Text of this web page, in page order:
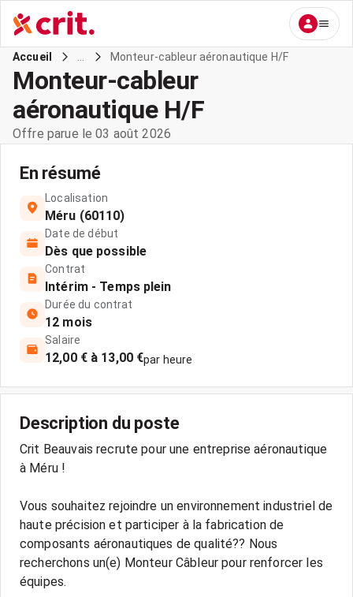
Accueil Monteur-cableur aéronautique H/F
Monteur-cableur
aéronautique H/F
Offre parue le 03 août 2026
En résumé
Localisation
Méru (60110)
Date de début
Dès que possible
Contrat
Intérim - Temps plein
Durée du contrat
12 mois
Salaire
12,00 € à 13,00 €par heure
Description du poste
Crit Beauvais recrute pour une entreprise aéronautique
à Méru !
Vous souhaitez rejoindre un environnement industriel de
haute précision et participer à la fabrication de
composants aéronautiques de qualité?? Nous
recherchons un(e) Monteur Câbleur pour renforcer les
équipes.